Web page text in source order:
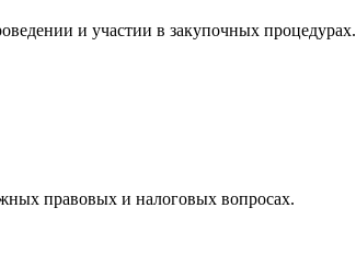
и участии в закупочных процедурах.
правовых и налоговых вопросах.